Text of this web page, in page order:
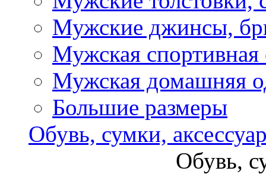
Мужские джинсы,
Мужская спортивная
Мужская домашняя
Большие размеры
Обувь, сумки,
Обувь,